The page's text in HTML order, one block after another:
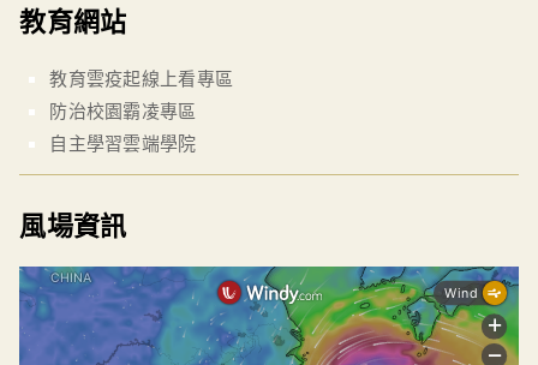
教育網站
教育雲疫起線上看專區
防治校園霸凌專區
自主學習雲端學院
風場資訊